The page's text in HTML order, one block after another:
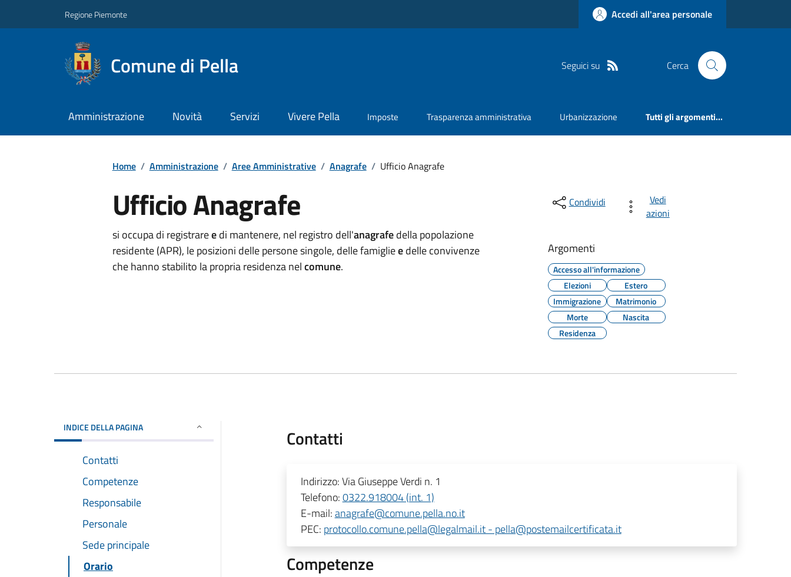
Regione Piemonte Accedi all'area personale
Comune di Pella Seguici su Cerca
Amministrazione Novità Servizi Vivere Pella Imposte Trasparenza amministrativa Urbanizzazione Tutti gli argomenti...
Home / Amministrazione / Aree Amministrative / Anagrafe / Ufficio Anagrafe
Ufficio Anagrafe
si occupa di registrareedi mantenere, nel registro dell'anagrafedella popolazione
residente (APR), le posizioni delle persone singole, delle famiglieedelle convivenze
che hanno stabilito la propria residenza nelcomune.
Condividi
Vedi
azioni
Argomenti
Accesso all'informazione
Elezioni
Estero
Immigrazione
Matrimonio
Morte
Nascita
Residenza
INDICE DELLA PAGINA
Contatti
Competenze
Responsabile
Personale
Sede principale
Orario
Contatti
Indirizzo:Via Giuseppe Verdi n. 1
Telefono:0322.918004 (int. 1)
E-mail:anagrafe@comune.pella.no.it
PEC: protocollo.comune.pella@legalmail.it - pella@postemailcertificata.it
Competenze